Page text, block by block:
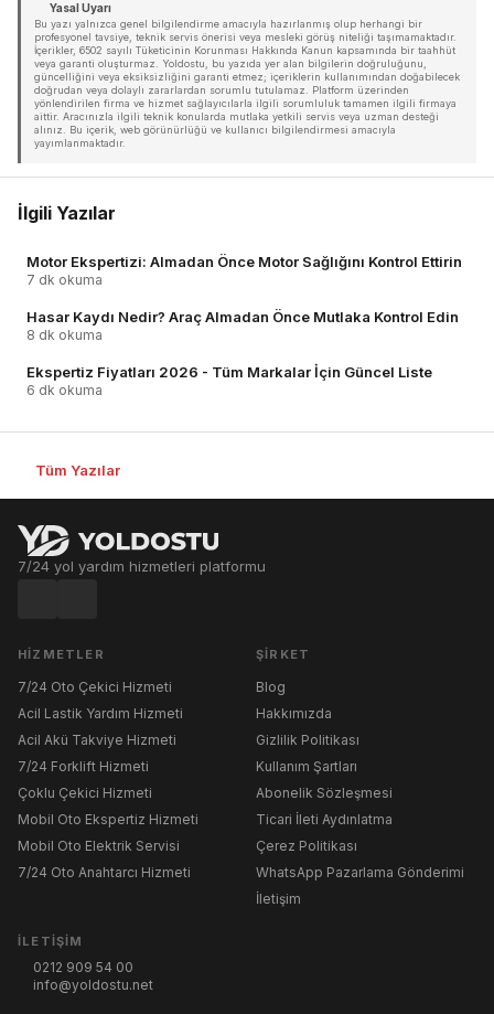
Yasal Uyarı
Bu yazı yalnızca genel bilgilendirme amacıyla hazırlanmış olup herhangi bir
profesyonel tavsiye, teknik servis önerisi veya mesleki görüş niteliği taşımamaktadır.
İçerikler, 6502 sayılı Tüketicinin Korunması Hakkında Kanun kapsamında bir taahhüt
veya garanti oluşturmaz. Yoldostu, bu yazıda yer alan bilgilerin doğruluğunu,
güncelliğini veya eksiksizliğini garanti etmez; içeriklerin kullanımından doğabilecek
doğrudan veya dolaylı zararlardan sorumlu tutulamaz. Platform üzerinden
yönlendirilen firma ve hizmet sağlayıcılarla ilgili sorumluluk tamamen ilgili firmaya
aittir. Aracınızla ilgili teknik konularda mutlaka yetkili servis veya uzman desteği
alınız. Bu içerik, web görünürlüğü ve kullanıcı bilgilendirmesi amacıyla
yayımlanmaktadır.
İlgili Yazılar
Motor Ekspertizi: Almadan Önce Motor Sağlığını Kontrol Ettirin
7 dk okuma
Hasar Kaydı Nedir? Araç Almadan Önce Mutlaka Kontrol Edin
8 dk okuma
Ekspertiz Fiyatları 2026 - Tüm Markalar İçin Güncel Liste
6 dk okuma
Tüm Yazılar
7/24 yol yardım hizmetleri platformu
HIZMETLER
7/24 Oto Çekici Hizmeti
Acil Lastik Yardım Hizmeti
Acil Akü Takviye Hizmeti
7/24 Forklift Hizmeti
Çoklu Çekici Hizmeti
Mobil Oto Ekspertiz Hizmeti
Mobil Oto Elektrik Servisi
7/24 Oto Anahtarcı Hizmeti
ŞIRKET
Blog
Hakkımızda
Gizlilik Politikası
Kullanım Şartları
Abonelik Sözleşmesi
Ticari İleti Aydınlatma
Çerez Politikası
WhatsApp Pazarlama Gönderimi
İletişim
İLETIŞIM
0212 909 54 00
info@yoldostu.net